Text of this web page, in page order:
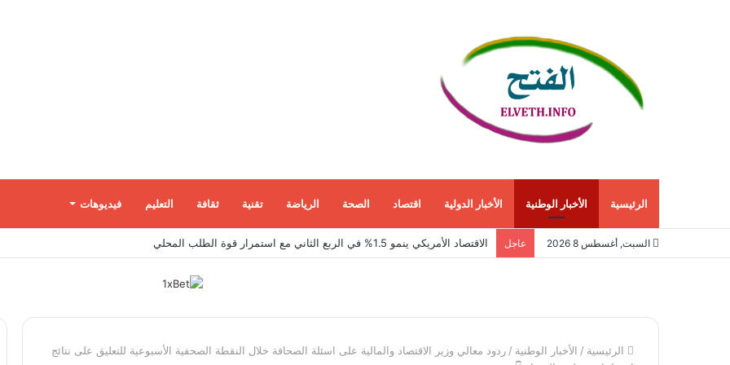
الرئيسية الأخبار الوطنية الأخبار الدولية اقتصاد الصحة الرياضة تقنية ثقافة التعليم فيديوهات
السبت, أغسطس 8 2026 عاجل الاقتصاد الأمريكي ينمو 1.5% في الربع الثاني مع استمرار قوة الطلب المحلي
الرئيسية / الأخبار الوطنية / ردود معالي وزير الاقتصاد والمالية على اسئلة الصحافة خلال النقطة الصحفية الأسبوعية للتعليق على نتائج